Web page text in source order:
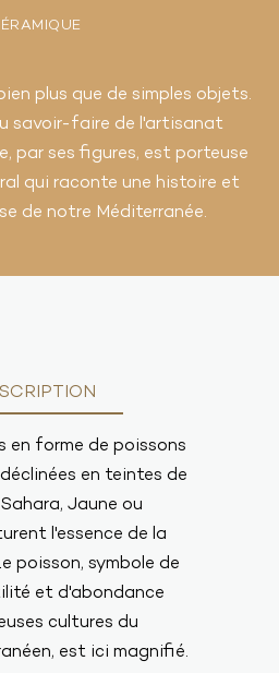
plus que de simples objets.
savoir-faire de l'artisanat
par ses figures, est porteuse
qui raconte une histoire et
de notre Méditerranée.
en forme de poissons
en teintes de
Jaune ou
l'essence de la
poisson, symbole de
et d'abondance
cultures du
est ici magnifié.